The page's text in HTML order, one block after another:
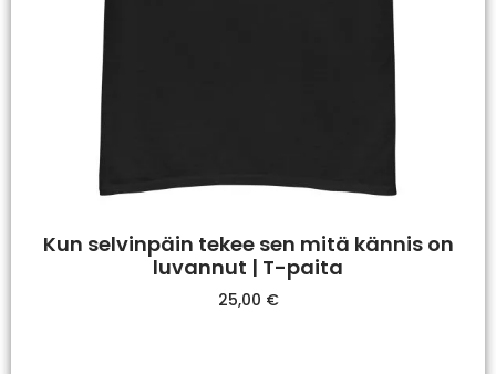
Kun selvinpäin tekee sen mitä kännis on
luvannut | T-paita
25,00 €